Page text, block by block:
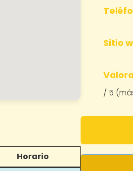
Sitio
/ 5
Horario